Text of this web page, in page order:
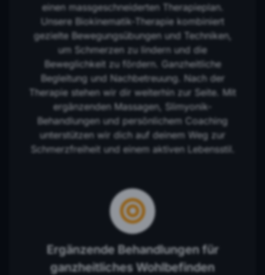
einen massgeschneiderten Therapieplan.
Unsere Biokinematik-Therapie kombiniert
gezielte Bewegungsübungen und Techniken,
um Schmerzen zu lindern und die
Beweglichkeit zu fördern. Ganzheitliche
Begleitung und Nachbetreuung. Nach der
Therapie stehen wir dir weiterhin zur Seite. Mit
ergänzenden Massagen, Slimyonik-
Behandlungen und persönlichem Coaching
unterstützen wir dich auf deinem Weg zur
Schmerzfreiheit und einem aktiven Lebensstil.
Ergänzende Behandlungen für
ganzheitliches Wohlbefinden